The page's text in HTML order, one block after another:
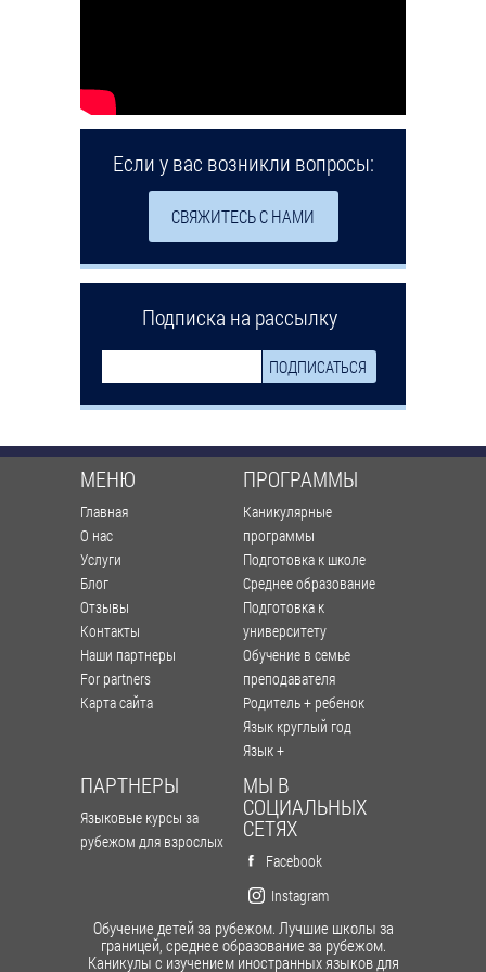
Если у вас возникли вопросы:
СВЯЖИТЕСЬ С НАМИ
Подписка на рассылку
МЕНЮ
Главная
О нас
Услуги
Блог
Отзывы
Контакты
Наши партнеры
For partners
Карта сайта
ПРОГРАММЫ
Каникулярные
программы
Подготовка к школе
Среднее образование
Подготовка к
университету
Обучение в семье
преподавателя
Родитель + ребенок
Язык круглый год
Язык +
ПАРТНЕРЫ
Языковые курсы за
рубежом для взрослых
МЫ В
СОЦИАЛЬНЫХ
СЕТЯХ
Facebook
Instagram
Обучение детей за рубежом. Лучшие школы за
границей, среднее образование за рубежом.
Каникулы с изучением иностранных языков для